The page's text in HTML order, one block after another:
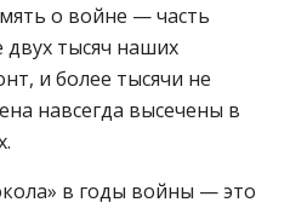
о войне — часть
двух тысяч наших
и более тысячи не
навсегда высечены в
в годы войны — это